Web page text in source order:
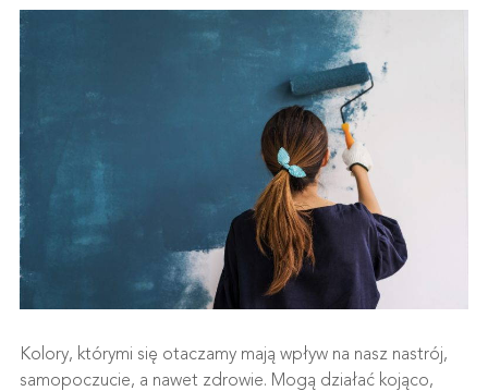
Kolory, którymi się otaczamy mają wpływ na nasz nastrój,
samopoczucie, a nawet zdrowie. Mogą działać kojąco,